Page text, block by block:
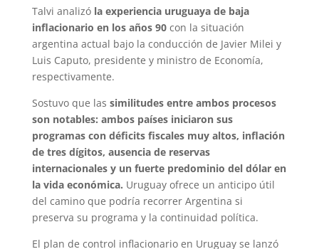
Talvi analizó la experiencia uruguaya de baja
inflacionario en los años 90con la situación
argentina actual bajo la conducción de Javier Milei y
Luis Caputo, presidente y ministro de Economía,
respectivamente.
Sostuvo que las similitudes entre ambos procesos
son notables: ambos países iniciaron sus
programas con déficits fiscales muy altos, inflación
de tres dígitos, ausencia de reservas
internacionales y un fuerte predominio del dólar en
la vida económica. Uruguay ofrece un anticipo útil
del camino que podría recorrer Argentina si
preserva su programa y la continuidad política.
El plan de control inflacionario en Uruguay se lanzó